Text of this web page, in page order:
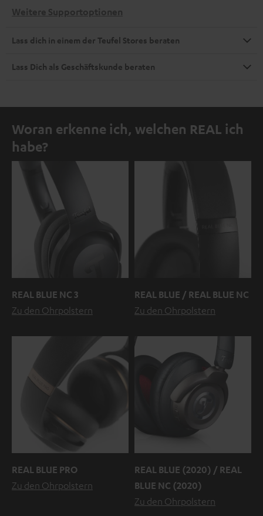
Weitere Supportoptionen
Lass dich in einem der Teufel Stores beraten
Lass Dich als Geschäftskunde beraten
Woran erkenne ich, welchen REAL ich
habe?
REAL BLUE NC 3
Zu den Ohrpolstern
REAL BLUE / REAL BLUE NC
Zu den Ohrpolstern
REAL BLUE PRO
Zu den Ohrpolstern
REAL BLUE (2020) / REAL
BLUE NC (2020)
Zu den Ohrpolstern